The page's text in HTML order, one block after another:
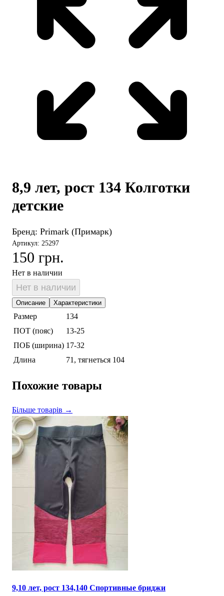
8,9 лет, рост 134 Колготки
детские
Бренд: Primark (Примарк)
Артикул: 25297
150 грн.
Нет в наличии
Нет в наличии
Описание Характеристики
Размер
134
ПОТ (пояс)
13-25
ПОБ (ширина) 17-32
Длина
71, тягнеться 104
Похожие товары
Більше товарів →
9,10 лет, рост 134,140 Спортивные бриджи